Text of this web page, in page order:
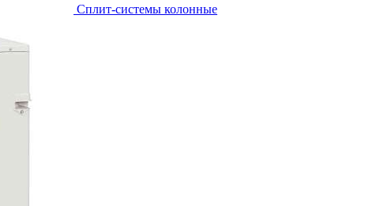
Cплит-системы колонные